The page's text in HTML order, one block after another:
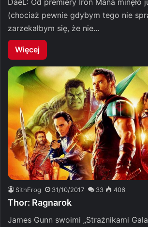
(chociaż pewnie gdybym tego nie
zarzekałbym się, że nie…
Więcej
SithFrog 31/10/2017 33 406
Thor: Ragnarok
James Gunn swoimi „Strażnikami